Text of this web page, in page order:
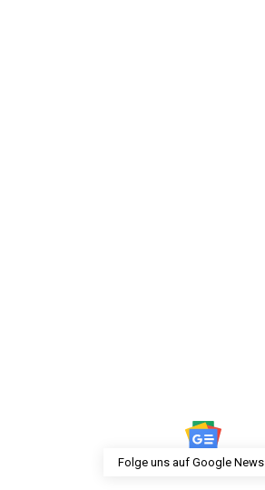
Folge uns auf Google News